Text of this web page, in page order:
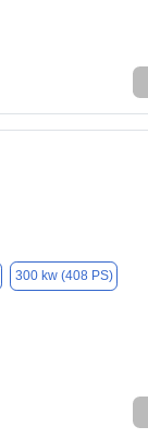
300 kw (408 PS)